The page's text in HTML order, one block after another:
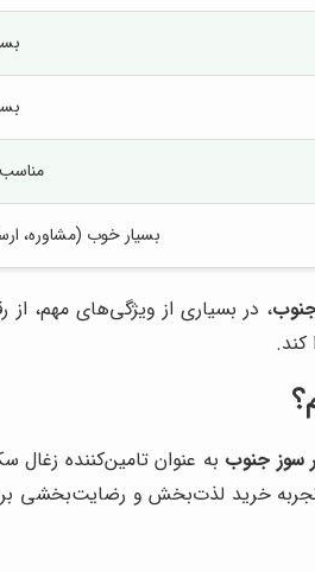
بسیار خوب (مشاوره،
جنوب، در بسیاری از ویژگی‌های مهم،
کند.
سوز جنوب به عنوان تامین‌کننده
خرید لذت‌بخش و رضایت‌بخشی